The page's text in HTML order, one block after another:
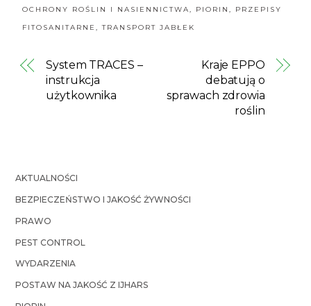
OCHRONY ROŚLIN I NASIENNICTWA, PIORIN, PRZEPISY
FITOSANITARNE,TRANSPORT JABŁEK
System TRACES –
instrukcja
użytkownika
Kraje EPPO
debatują o
sprawach zdrowia
roślin
AKTUALNOŚCI
BEZPIECZEŃSTWO I JAKOŚĆ ŻYWNOŚCI
PRAWO
PEST CONTROL
WYDARZENIA
POSTAW NA JAKOŚĆ Z IJHARS